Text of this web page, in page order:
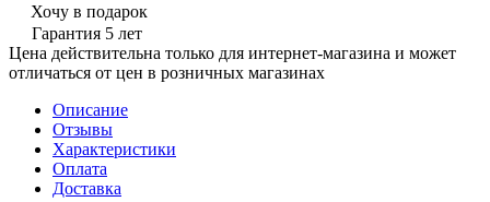
Хочу в подарок
Гарантия 5 лет
Цена действительна только для интернет-магазина и может
отличаться от цен в розничных магазинах
Описание
Отзывы
Характеристики
Оплата
Доставка